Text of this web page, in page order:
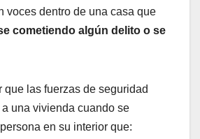
voces dentro de una casa que
cometiendo algún delito o se
que las fuerzas de seguridad
una vivienda cuando se
en su interior que: